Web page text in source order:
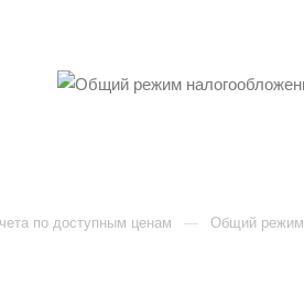
по доступным ценам Общий режим